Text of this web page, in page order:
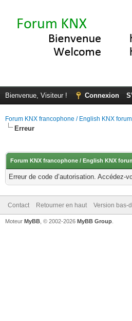
Bienvenue, Visiteur ! Connexion
Forum KNX francophone / English KNX forum
Erreur
Forum KNX francophone / English KNX
Erreur de code d’autorisation.
Contact Retourner en haut Version bas-
Moteur MyBB , © 2002-2026 MyBB Group